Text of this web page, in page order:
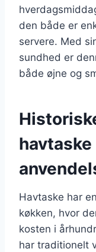
den både er
servere. Med
sundhed er
både øjne og
Havtaske har
køkken, hvor
kosten i
har traditionelt